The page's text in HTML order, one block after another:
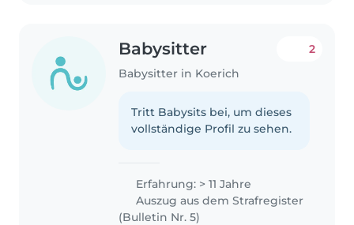
Babysitter
Babysitter in Koerich
2
Tritt Babysits bei, um dieses
vollständige Profil zu sehen.
Erfahrung: > 11 Jahre
Auszug aus dem Strafregister
(Bulletin Nr. 5)